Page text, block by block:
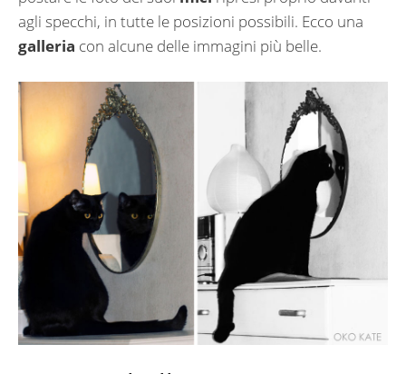
agli specchi, in tutte le posizioni possibili. Ecco una
galleria con alcune delle immagini più belle.